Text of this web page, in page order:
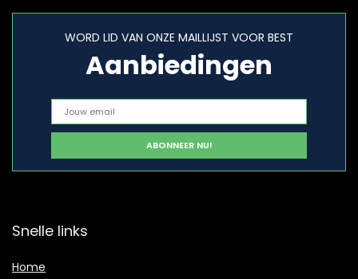
WORD LID VAN ONZE MAILLIJST VOOR BEST
Aanbiedingen
Snelle links
Home